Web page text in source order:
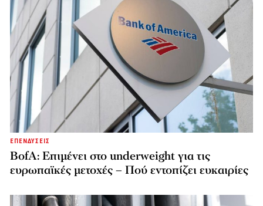
ΕΠΕΝΔΥΣΕΙΣ
BofA: Επιμένει στο underweight για τις
ευρωπαϊκές μετοχές – Πού εντοπίζει ευκαιρίες